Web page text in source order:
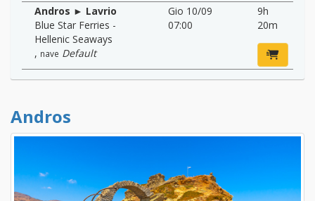
Andros ► Lavrio
Blue Star Ferries -
Hellenic Seaways
, nave Default
Gio 10/09
07:00
9h
20m
Andros